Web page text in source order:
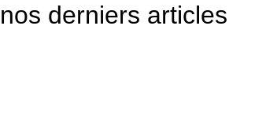
nos derniers articles